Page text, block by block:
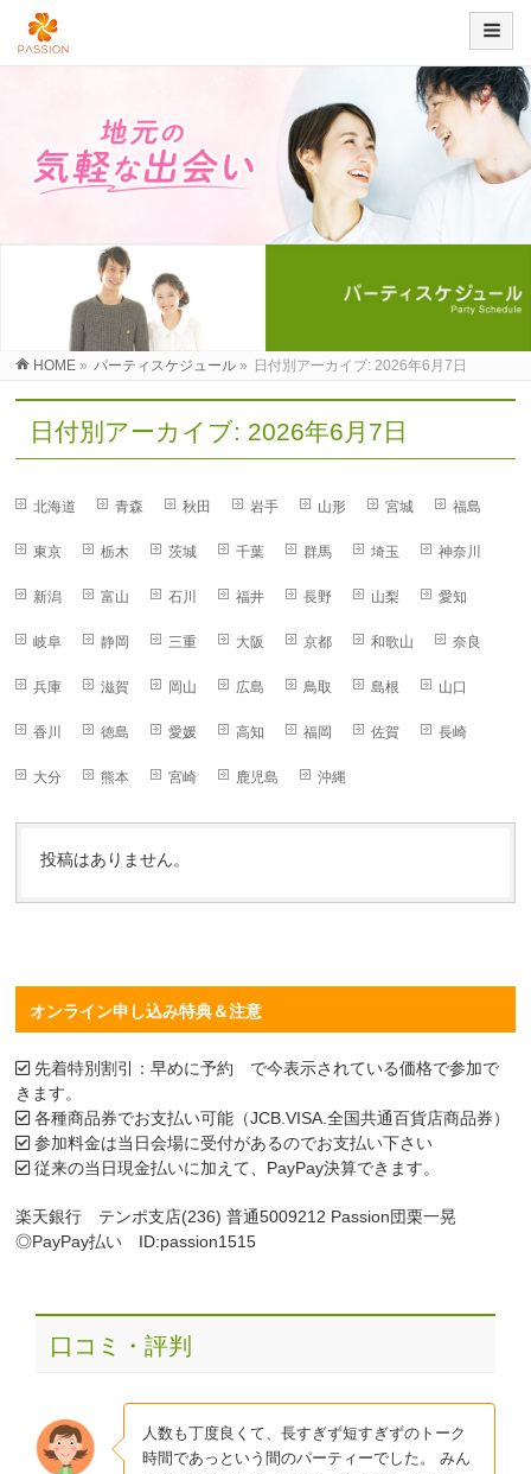
HOME » パーティスケジュール » 日付別アーカイブ: 2026年6月7日
日付別アーカイブ: 2026年6月7日
北海道 青森 秋田 岩手 山形 宮城 福島
東京 栃木 茨城 千葉 群馬 埼玉 神奈川
新潟 富山 石川 福井 長野 山梨 愛知
岐阜 静岡 三重 大阪 京都 和歌山 奈良
兵庫 滋賀 岡山 広島 鳥取 島根 山口
香川 徳島 愛媛 高知 福岡 佐賀 長崎
大分 熊本 宮崎 鹿児島 沖縄
投稿はありません。
オンライン申し込み特典＆注意
先着特別割引：早めに予約 で今表示されている価格で参加で
きます。
各種商品券でお支払い可能（JCB.VISA.全国共通百貨店商品券）
参加料金は当日会場に受付があるのでお支払い下さい
従来の当日現金払いに加えて、PayPay決算できます。
楽天銀行 テンポ支店(236) 普通5009212 Passion団栗一晃
◎PayPay払い ID:passion1515
口コミ・評判
人数も丁度良くて、長すぎず短すぎずのトーク
時間であっという間のパーティーでした。 みん